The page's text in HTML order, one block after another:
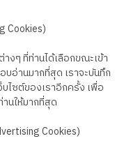
Cookies)
งๆ ที่ท่านได้เลือกขณะเข้า
บอ่านมากที่สุด เราจะบันทึก
บไซต์ของเราอีกครั้ง เพื่อ
นให้มากที่สุด
Cookies)